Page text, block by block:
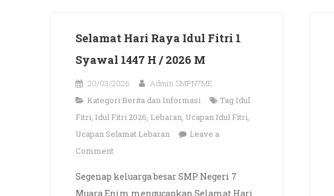
Selamat Hari Raya Idul Fitri 1
Syawal 1447 H / 2026 M
20/03/2026
Admin SMPN7ME
Kategori Berita dan Informasi Tag Idul
Fitri, Idul Fitri 2026, Lebaran, Ucapan Idul Fitri,
Ucapan Selamat Lebaran
Leave a
Commenton
Hari
Segenap keluarga besar SMP Negeri 7
Muara Enim mengucapkan Selamat Hari